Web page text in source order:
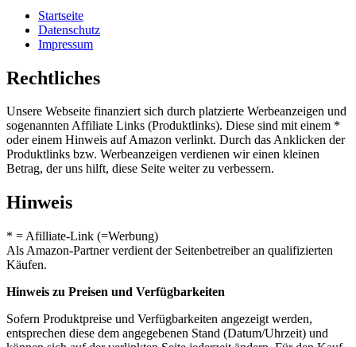
Startseite
Datenschutz
Impressum
Rechtliches
Unsere Webseite finanziert sich durch platzierte Werbeanzeigen und
sogenannten Affiliate Links (Produktlinks). Diese sind mit einem *
oder einem Hinweis auf Amazon verlinkt. Durch das Anklicken der
Produktlinks bzw. Werbeanzeigen verdienen wir einen kleinen
Betrag, der uns hilft, diese Seite weiter zu verbessern.
Hinweis
* = Afilliate-Link (=Werbung)
Als Amazon-Partner verdient der Seitenbetreiber an qualifizierten
Käufen.
Hinweis zu Preisen und Verfügbarkeiten
Sofern Produktpreise und Verfügbarkeiten angezeigt werden,
entsprechen diese dem angegebenen Stand (Datum/Uhrzeit) und